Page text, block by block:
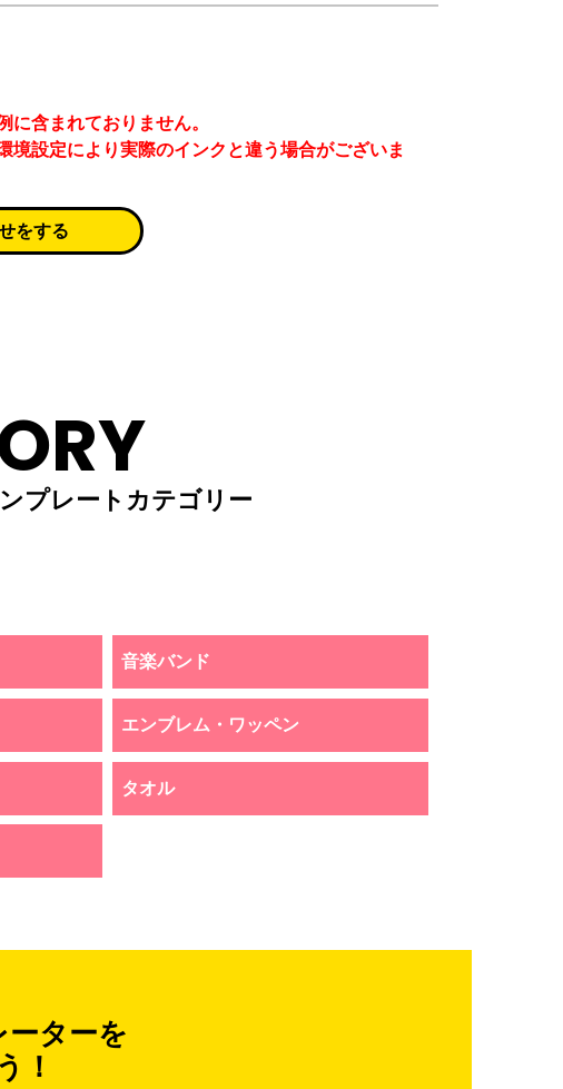
含まれておりません。
境設定により実際のインクと違う場合がございま
をする
プレートカテゴリー
音楽バンド
エンブレム・ワッペン
タオル
ターを
！